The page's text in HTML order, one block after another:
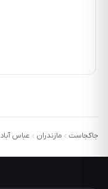
جاکجاست مازندران عباس آباد